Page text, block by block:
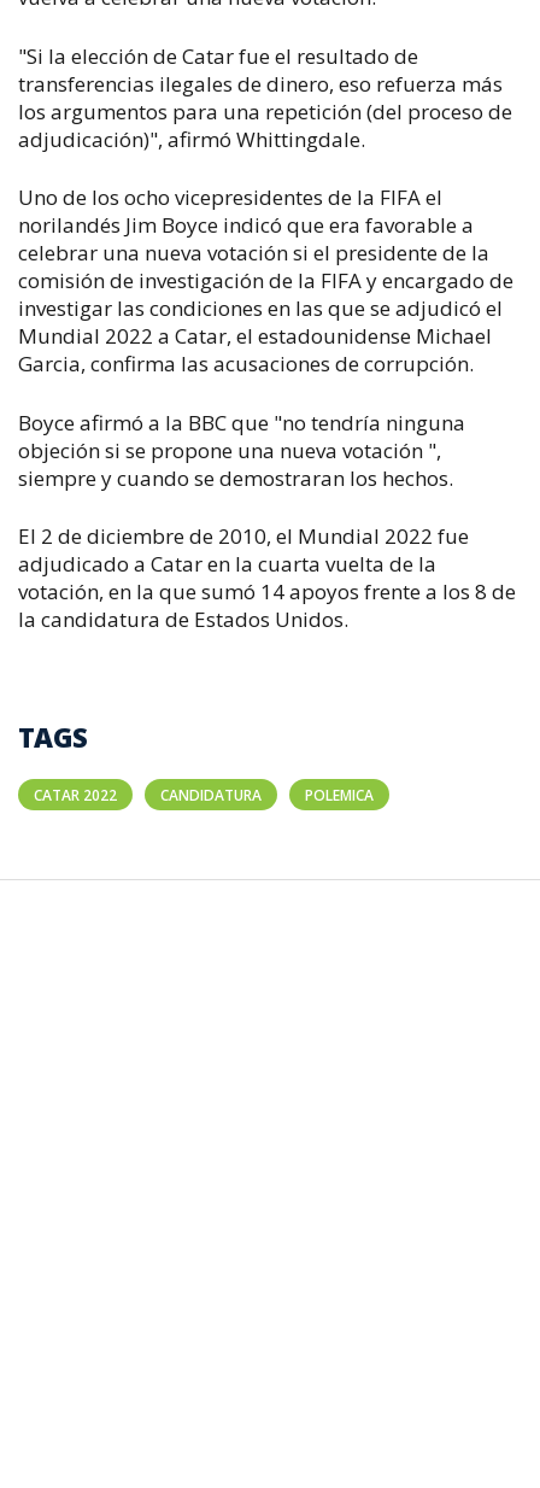
"Si la elección de Catar fue el resultado de
transferencias ilegales de dinero, eso refuerza más
los argumentos para una repetición (del proceso de
adjudicación)", afirmó Whittingdale.
Uno de los ocho vicepresidentes de la FIFA el
norilandés Jim Boyce indicó que era favorable a
celebrar una nueva votación si el presidente de la
comisión de investigación de la FIFA y encargado de
investigar las condiciones en las que se adjudicó el
Mundial 2022 a Catar, el estadounidense Michael
Garcia, confirma las acusaciones de corrupción.
Boyce afirmó a la BBC que "no tendría ninguna
objeción si se propone una nueva votación ",
siempre y cuando se demostraran los hechos.
El 2 de diciembre de 2010, el Mundial 2022 fue
adjudicado a Catar en la cuarta vuelta de la
votación, en la que sumó 14 apoyos frente a los 8 de
la candidatura de Estados Unidos.
TAGS
CATAR 2022 CANDIDATURA POLEMICA